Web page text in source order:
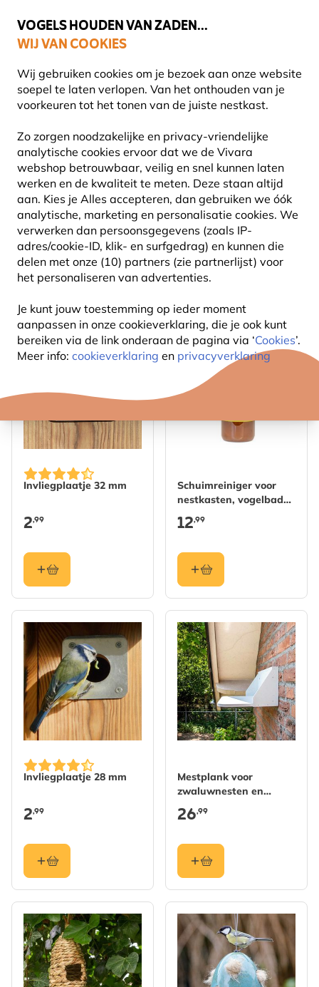
VOGELS HOUDEN VAN ZADEN...
WIJ VAN COOKIES
Wij gebruiken cookies om je bezoek aan onze website
soepel te laten verlopen. Van het onthouden van je
voorkeuren tot het tonen van de juiste nestkast.
Zo zorgen noodzakelijke en privacy-vriendelijke
analytische cookies ervoor dat we de Vivara
webshop betrouwbaar, veilig en snel kunnen laten
werken en de kwaliteit te meten. Deze staan altijd
aan. Kies je Alles accepteren, dan gebruiken we óók
analytische, marketing en personalisatie cookies. We
verwerken dan persoonsgegevens (zoals IP-
adres/cookie-ID, klik- en surfgedrag) en kunnen die
delen met onze (10) partners (zie partnerlijst) voor
het personaliseren van advertenties.
Je kunt jouw toestemming op ieder moment
aanpassen in onze cookieverklaring, die je ook kunt
bereiken via de link onderaan de pagina via ‘Cookies’.
Meer info: cookieverklaring en privacyverklaring
Gratis thuisbezorgd vanaf €49
ACCESSOIRES VOOR VOGELHUISJES
Het ophangen van een vogelhuisje in je tuin is een
geweldige manier om lokale vogelpopulaties te
ondersteunen. Maar wist je dat accessoires de veiligh
Lees meer
Producten
Invliegplaatje 32 mm
2,99
NIEUW
Schuimreiniger voor
nestkasten, vogelbaden
en voedersystemen
12,99
Invliegplaatje 28 mm
2,99
Mestplank voor
zwaluwnesten en
huiszwaluwnesten
26,99